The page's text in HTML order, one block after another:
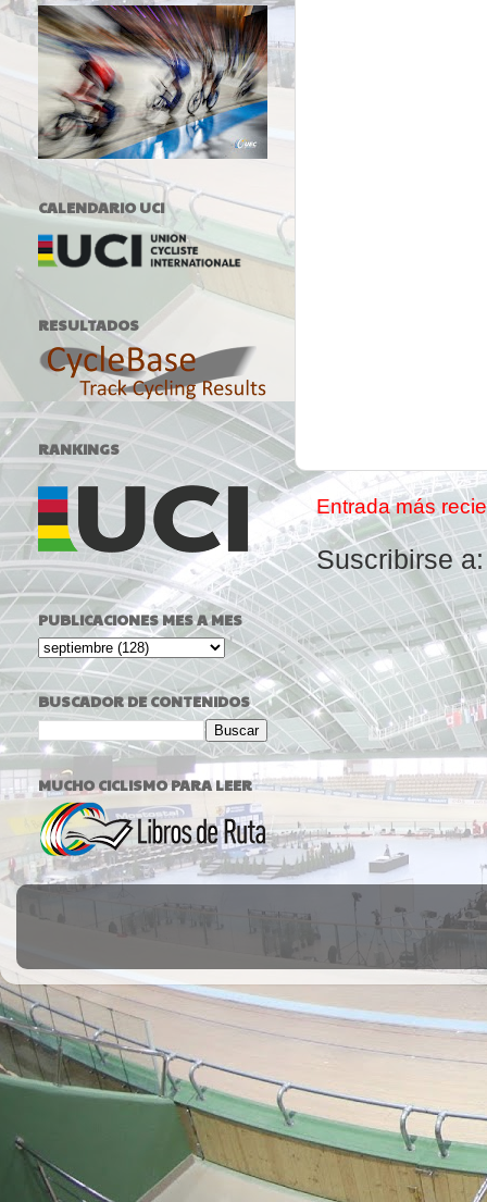
Entrada más
Suscribirse
CALENDARIO UCI
RESULTADOS
RANKINGS
PUBLICACIONES MES A MES
BUSCADOR DE CONTENIDOS
MUCHO CICLISMO PARA LEER